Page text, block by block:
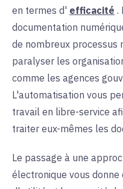
en termes d' efficacité .
documentation
de nombreux processus
paralyser les
comme les agences
L'automatisation vous
travail en libre-service
traiter eux-mêmes les
Le passage à une
électronique vous